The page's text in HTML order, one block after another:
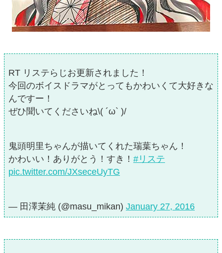
RT リステらじお更新されました！
今回のボイスドラマがとってもかわいくて大好きな
んですー！
ぜひ聞いてくださいね\( ´ω` )/
鬼頭明里ちゃんが描いてくれた瑞葉ちゃん！
かわいい！ありがとう！すき！ #リステ
pic.twitter.com/JXseceUyTG
— 田澤茉純 (@masu_mikan) January 27, 2016